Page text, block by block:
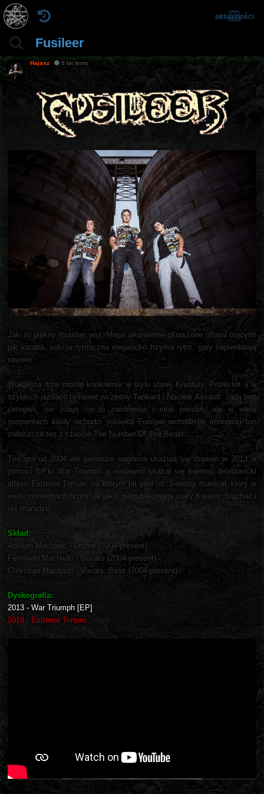
Fusileer
aktualności
Hajasz 6 lat temu
Jaki to piękny thrasher jest. Mega wkurwienie okraszone riffami tnącymi
jak katana, sekcja rytmiczna elegancko trzyma rytm, gary napierdalają
rasowo.
Wokalista drze mordę konkretnie w stylu starej Kreatury, Protector a w
szybkich jazdach to nawet wczesny Tankard i Nuclear Assault. Jadą bez
ceregieli, nie znają co to zwolnienia i inne pierdoły ale w wielu
momentach kiedy wchodzi solówka Fusileer wchodzi w ironowski ton
zwłaszcza ten z czasów The Number Of The Beast.
Trio gra od 2004 ale pierwsze nagrania ukazują się dopiero w 2013 w
postaci EP'ki War Triumph a niedawno ukazał się świetny debiutancki
album Extreme Torture, na którym hit goni hit. Świetny materiał, który w
wielu momentach brzmi jak jakiś niepublikowany stary Kreator. Słuchać i
nie marudzić.
Skład:
Adilson Machado - Drums (2004-present)
Fernando Machado - Guitars (2004-present)
Chrystian Machado - Vocals, Bass (2004-present)
Dyskografia:
2013 - War Triumph [EP]
2019 - Extreme Torture